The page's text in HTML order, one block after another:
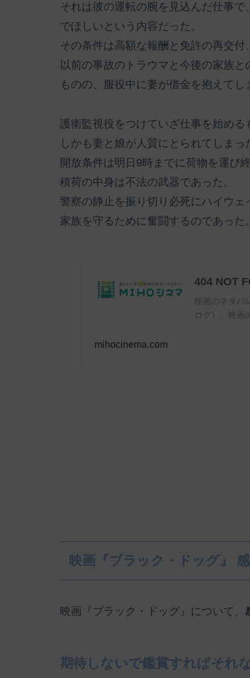
それは彼の運転の腕を見込んだ仕事
でほしいという内容だった。
その条件は高額な報酬と免許の再交付
以前の事故のトラウマと今後の家族
ものの、服役中に妻が借金を抱えてし
護衛監視役をつけていざ仕事を始める
しかも妻と娘が人質にとられてしまっ
開放条件は明日9時までに荷物を運び終
積荷の中身は不法の武器であった。
警察の静止を振り切り必死にハイウェ
家族を守るために奮闘するのであった。
404 NOT
映画のネタ
ログ）。映画
mihocinema.com
映画『ブラック・ドッグ』
映画『ブラック・ドッグ』について、
期待しないで鑑賞すればそれ